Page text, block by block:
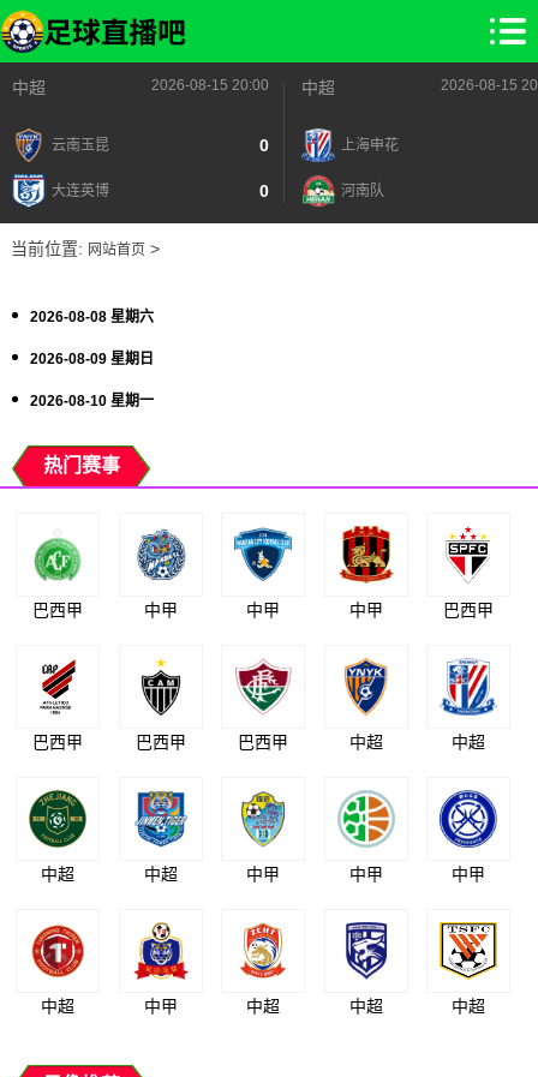
中超 2026-08-15 20:00
云南玉昆 0
大连英博 0
中超 2026-08-15
上海申花
河南队
当前位置: 网站首页>
2026-08-08 星期六
2026-08-09 星期日
2026-08-10 星期一
热门赛事
巴西甲 中甲 中甲 中甲 巴西甲
巴西甲 巴西甲 巴西甲 中超 中超
中超 中超 中甲 中甲 中甲
中超 中甲 中超 中超 中超